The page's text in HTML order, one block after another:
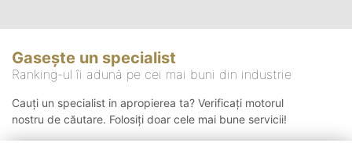
Gasește un specialist
Ranking-ul îi adună pe cei mai buni din industrie
Cauți un specialist in apropierea ta? Verificați motorul
nostru de căutare. Folosiți doar cele mai bune servicii!